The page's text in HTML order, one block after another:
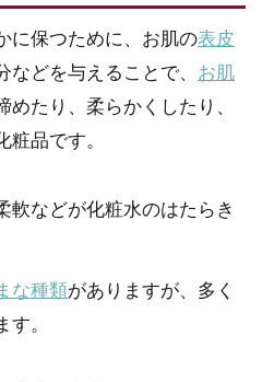
に保つために、お肌の表皮
などを与えることで、 お肌
めたり、柔らかくしたり、
粧品です。
軟などが化粧水のはたらき
な種類がありますが、多く
す。